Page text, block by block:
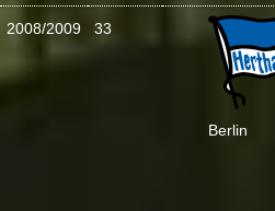
2008/2009 33
Berlin